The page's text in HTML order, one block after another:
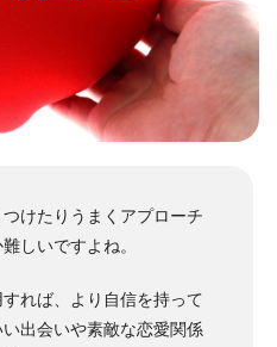
けたりうまくアプローチ
しいですよね。
れば、より自信を持って
出会いや素敵な恋愛関係